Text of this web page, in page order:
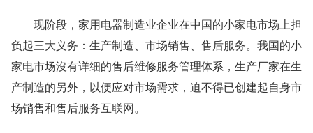
现阶段，家用电器制造业企业在中国的小家电市场上担
负起三大义务：生产制造、市场销售、售后服务。我国的小
家电市场沒有详细的售后维修服务管理体系，生产厂家在生
产制造的另外，以便应对市场需求，迫不得已创建起自身市
场销售和售后服务互联网。